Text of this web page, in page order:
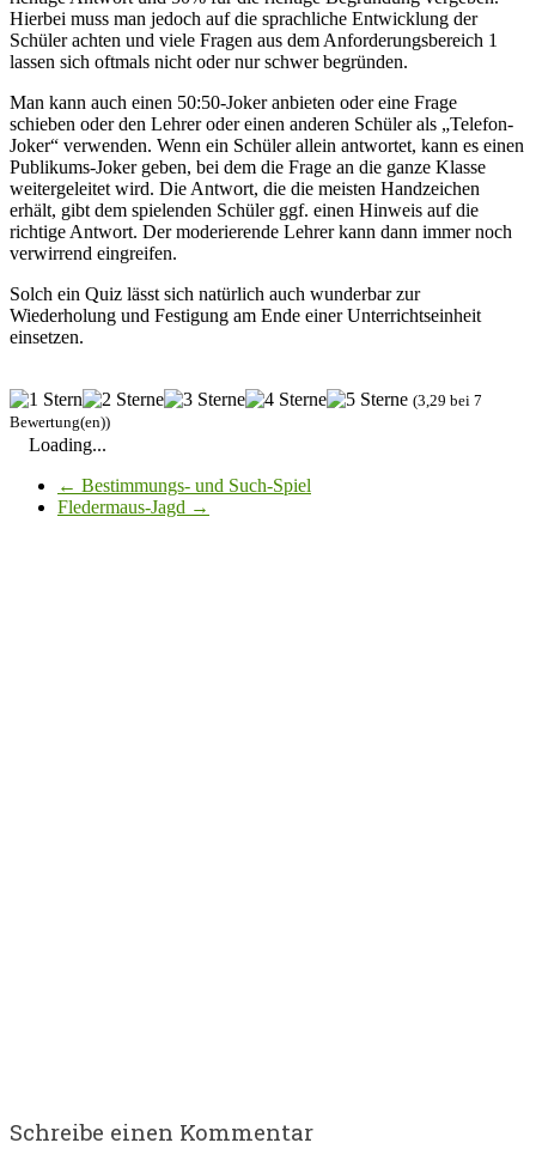
Hierbei muss man jedoch auf die sprachliche Entwicklung der
Schüler achten und viele Fragen aus dem Anforderungsbereich 1
lassen sich oftmals nicht oder nur schwer begründen.
Man kann auch einen 50:50-Joker anbieten oder eine Frage
schieben oder den Lehrer oder einen anderen Schüler als „Telefon-
Joker“ verwenden. Wenn ein Schüler allein antwortet, kann es einen
Publikums-Joker geben, bei dem die Frage an die ganze Klasse
weitergeleitet wird. Die Antwort, die die meisten Handzeichen
erhält, gibt dem spielenden Schüler ggf. einen Hinweis auf die
richtige Antwort. Der moderierende Lehrer kann dann immer noch
verwirrend eingreifen.
Solch ein Quiz lässt sich natürlich auch wunderbar zur
Wiederholung und Festigung am Ende einer Unterrichtseinheit
einsetzen.
(3,29 bei 7
Bewertung(en))
Loading...
← Bestimmungs- und Such-Spiel
Fledermaus-Jagd →
Schreibe einen Kommentar